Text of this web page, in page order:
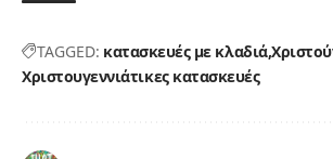
TAGGED: κατασκευές με κλαδιά
Χριστουγεννιάτικες κατασκευές